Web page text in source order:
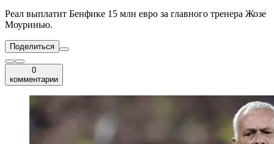
Реал выплатит Бенфике 15 млн евро за главного тренера Жозе
Моуринью.
Поделиться
0
комментарии